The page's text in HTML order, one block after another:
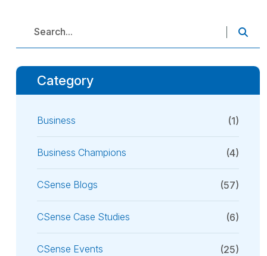
Category
Business (1)
Business Champions (4)
CSense Blogs (57)
CSense Case Studies (6)
CSense Events (25)